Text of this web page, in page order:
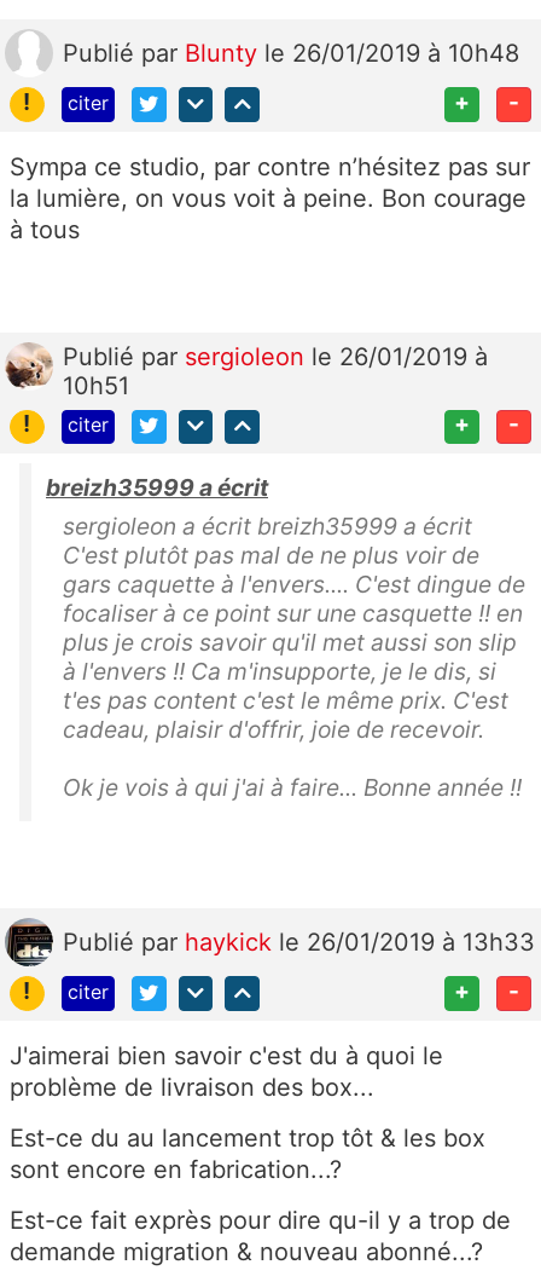
Publié par Blunty le 26/01/2019 à 10h48
!
citer + -
Sympa ce studio, par contre n’hésitez pas sur
la lumière, on vous voit à peine. Bon courage
à tous
Publié par sergioleon le 26/01/2019 à
10h51
!
citer + -
breizh35999 a écrit
sergioleon a écrit breizh35999 a écrit
C'est plutôt pas mal de ne plus voir de
gars caquette à l'envers.... C'est dingue de
focaliser à ce point sur une casquette !! en
plus je crois savoir qu'il met aussi son slip
à l'envers !! Ca m'insupporte, je le dis, si
t'es pas content c'est le même prix. C'est
cadeau, plaisir d'offrir, joie de recevoir.
Ok je vois à qui j'ai à faire... Bonne année !!
Publié par haykick le 26/01/2019 à 13h33
!
citer + -
J'aimerai bien savoir c'est du à quoi le
problème de livraison des box...
Est-ce du au lancement trop tôt & les box
sont encore en fabrication...?
Est-ce fait exprès pour dire qu-il y a trop de
demande migration & nouveau abonné...?